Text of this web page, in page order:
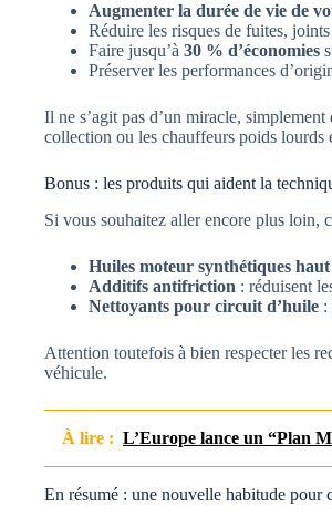
Augmenter la durée de vie de
Réduire les risques de fuites,
Faire jusqu’à 30 % d’économies
Préserver les performances
Il ne s’agit pas d’un miracle,
collection ou les chauffeurs poids lourds
Bonus : les produits qui aident la
Si vous souhaitez aller encore plus loin,
Huiles moteur synthétiques haut
Additifs antifriction : réduisent
Nettoyants pour circuit d’huile :
Attention toutefois à bien respecter les
véhicule.
À lire : L’Europe lance un “Plan
En résumé : une nouvelle habitude pour